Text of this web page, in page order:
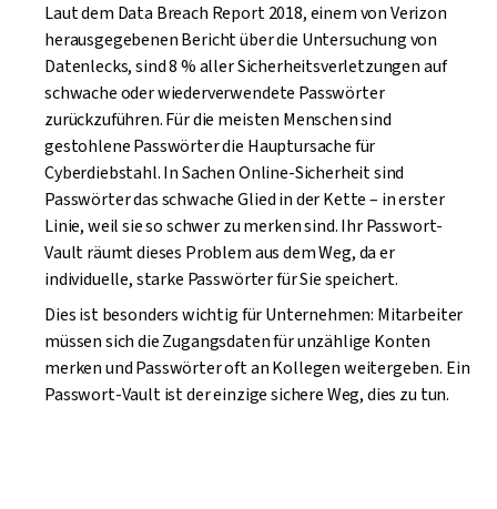
Laut dem Data Breach Report 2018, einem von Verizon
herausgegebenen Bericht über die Untersuchung von
Datenlecks, sind 8 % aller Sicherheitsverletzungen auf
schwache oder wiederverwendete Passwörter
zurückzuführen. Für die meisten Menschen sind
gestohlene Passwörter die Hauptursache für
Cyberdiebstahl. In Sachen Online-Sicherheit sind
Passwörter das schwache Glied in der Kette – in erster
Linie, weil sie so schwer zu merken sind. Ihr Passwort-
Vault räumt dieses Problem aus dem Weg, da er
individuelle, starke Passwörter für Sie speichert.
Dies ist besonders wichtig für Unternehmen: Mitarbeiter
müssen sich die Zugangsdaten für unzählige Konten
merken und Passwörter oft an Kollegen weitergeben. Ein
Passwort-Vault ist der einzige sichere Weg, dies zu tun.